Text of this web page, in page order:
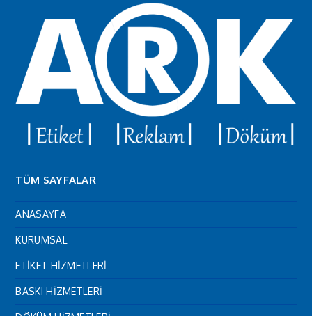
TÜM SAYFALAR
ANASAYFA
KURUMSAL
ETİKET HİZMETLERİ
BASKI HİZMETLERİ